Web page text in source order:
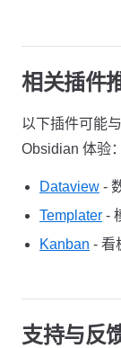
相关插件
以下插件可能
Obsidian 体验：
Dataview -
Templater -
Kanban - 看
支持与反